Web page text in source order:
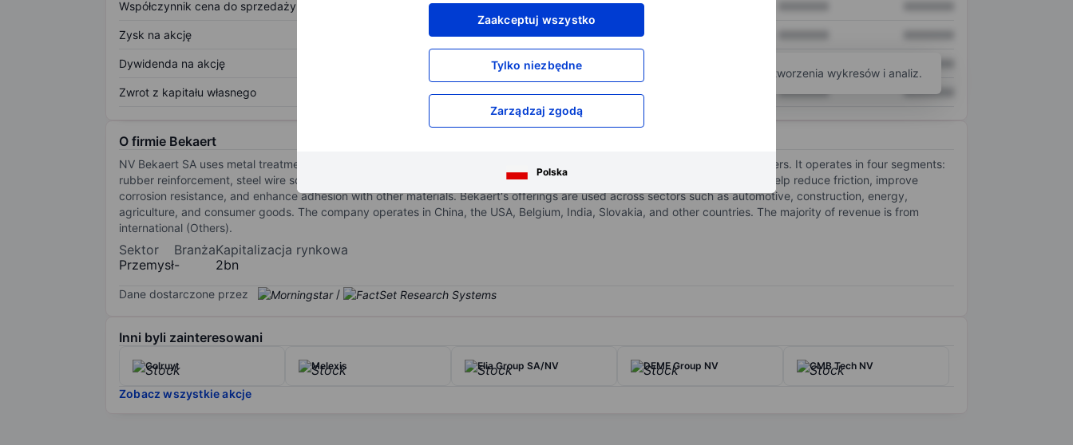
Zaakceptuj wszystko
Tylko niezbędne
Zarządzaj zgodą
Polska
Współczynnik cena do sprzedaży XXXXXXX
Zysk na akcję XXXXXXX
Dywidenda na akcję XXXXXXX
Zwrot z kapitału własnego XXXXXXX XXXXXXX XXXXXXX
Otwórz kontoaby uzyskać dostęp do większej ilości narzędzi do tworzenia wykresów i analiz.
O firmie Bekaert
NV Bekaert SA uses metal treatment technologies to deliver a portfolio of steel wire products and coating solutions to customers. It operates in four segments:
rubber reinforcement, steel wire solutions, specialty businesses, and Bridon-Bekaert Ropes Group. The company's products help reduce friction, improve
corrosion resistance, and enhance adhesion with other materials. Bekaert's offerings are used across sectors such as automotive, construction, energy,
agriculture, and consumer goods. The company operates in China, the USA, Belgium, India, Slovakia, and other countries. The majority of revenue is from
international (Others).
Sektor
Przemysł
Branża
-
Kapitalizacja rynkowa
2bn
Dane dostarczone przez /
Inni byli zainteresowani
Colruyt Melexis Elia Group SA/NV DEME Group NV CMB Tech NV
Zobacz wszystkie akcje